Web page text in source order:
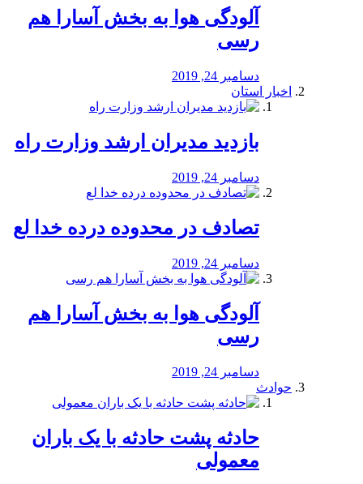
آلودگی هوا به بخش آسارا هم
رسی
دسامبر 24, 2019
اخبار استان
بازدید مدیران ارشد وزارت راه
دسامبر 24, 2019
تصادف در محدوده درده خدا لع
دسامبر 24, 2019
آلودگی هوا به بخش آسارا هم
رسی
دسامبر 24, 2019
حوادث
️حادثه پشت حادثه با یک باران
معمولی